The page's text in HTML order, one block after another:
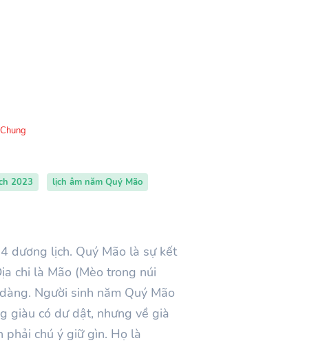
2023
lịch âm năm Quý Mão
dương lịch. Quý Mão là sự kết
chi là Mão (Mèo trong núi
Người sinh năm Quý Mão
giàu có dư dật, nhưng về già
phải chú ý giữ gìn. Họ là